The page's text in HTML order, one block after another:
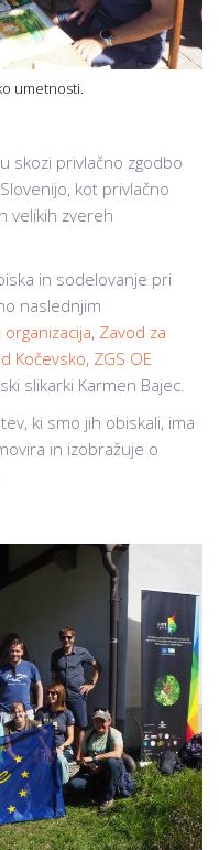
umetnosti.
skozi privlačno zgodbo
kot privlačno
velikih zvereh
in sodelovanje pri
naslednjim
, Zavod za
Kočevsko, ZGS OE
slikarki Karmen Bajec.
ki smo jih obiskali, ima
in izobražuje o